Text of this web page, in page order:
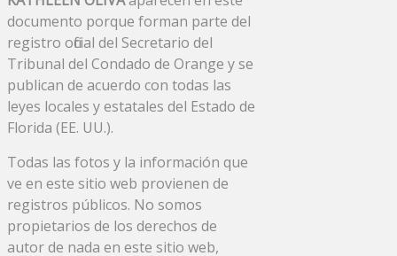
documento porque forman parte del
registro oficial del Secretario del
Tribunal del Condado de Orange y se
publican de acuerdo con todas las
leyes locales y estatales del Estado de
Florida (EE. UU.).
Todas las fotos y la información que
ve en este sitio web provienen de
registros públicos. No somos
propietarios de los derechos de
autor de nada en este sitio web,